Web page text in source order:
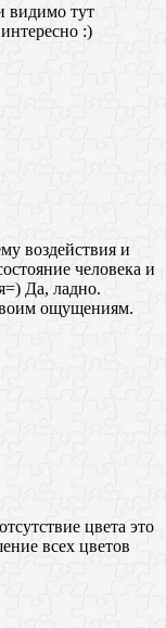
видимо тут
:)
воздействия и
человека и
Да, ладно.
ощущениям.
цвета это
всех цветов